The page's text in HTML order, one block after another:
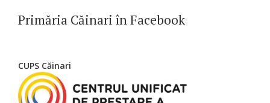
Primăria Căinari în Facebook
CUPS Căinari